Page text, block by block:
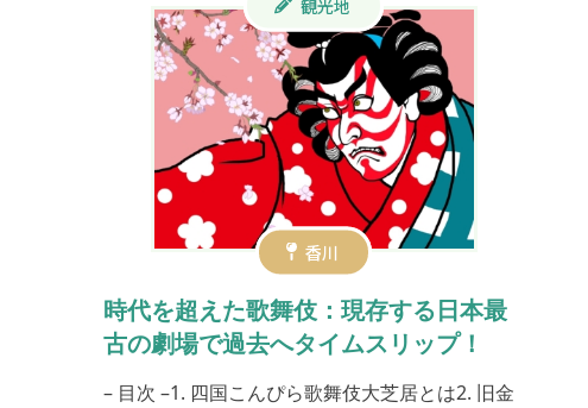
香川
観光地
時代を超えた歌舞伎：現存する日本最
古の劇場で過去へタイムスリップ！
– 目次 –1. 四国こんぴら歌舞伎大芝居とは2. 旧金